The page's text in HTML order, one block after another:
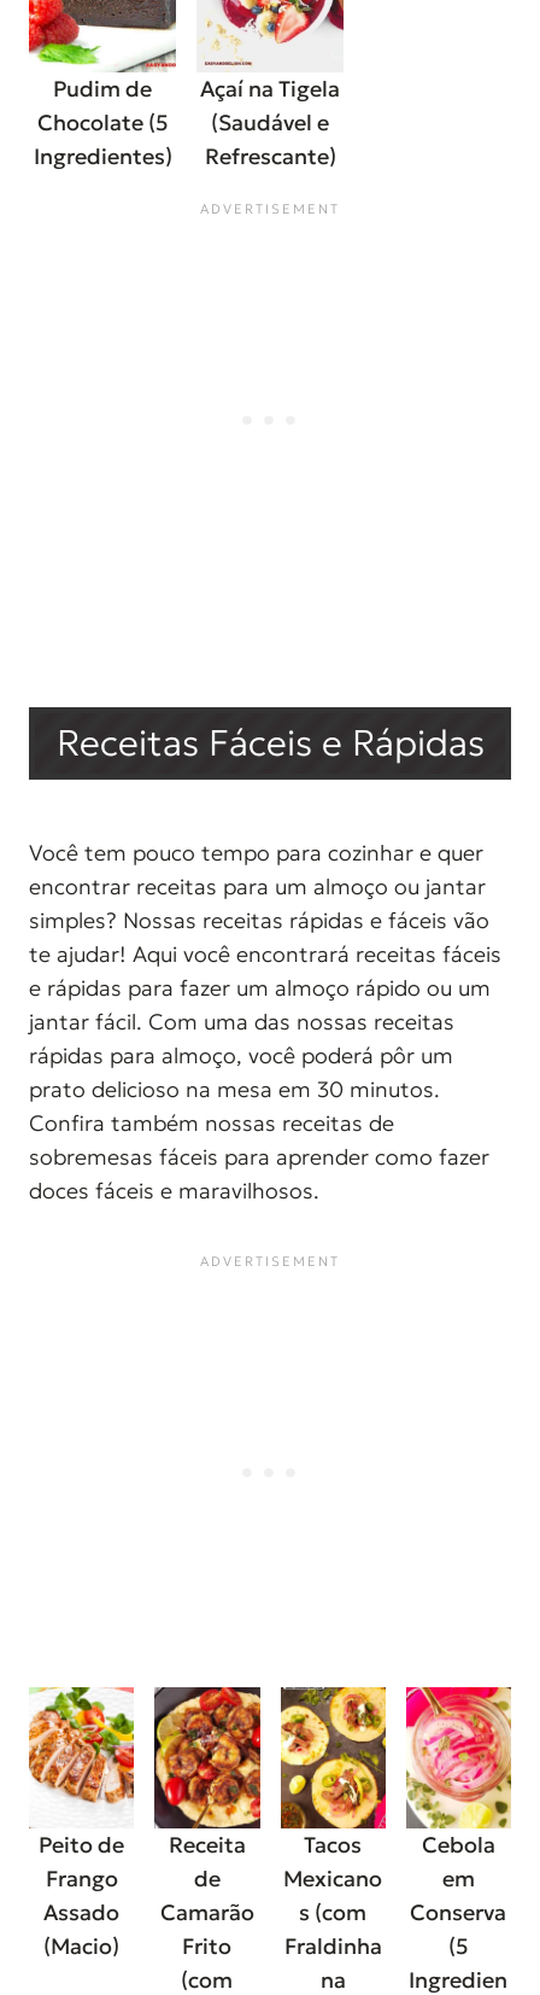
Pudim de
Chocolate (5
Ingredientes)
Açaí na Tigela
(Saudável e
Refrescante)
Receitas Fáceis e Rápidas
Você tem pouco tempo para cozinhar e quer
encontrar receitas para um almoço ou jantar
simples? Nossas receitas rápidas e fáceis vão
te ajudar! Aqui você encontrará receitas fáceis
e rápidas para fazer um almoço rápido ou um
jantar fácil. Com uma das nossas receitas
rápidas para almoço, você poderá pôr um
prato delicioso na mesa em 30 minutos.
Confira também nossas receitas de
sobremesas fáceis para aprender como fazer
doces fáceis e maravilhosos.
Peito de
Frango
Assado
(Macio)
Receita
de
Camarão
Frito
(com
Tacos
Mexicano
s (com
Fraldinha
na
Cebola
em
Conserva
(5
Ingredien